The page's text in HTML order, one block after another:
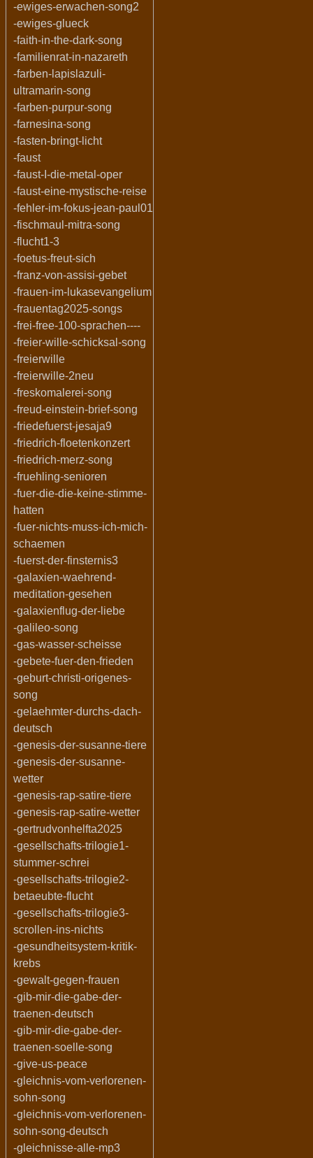
-ewiges-erwachen-song2
-ewiges-glueck
-faith-in-the-dark-song
-familienrat-in-nazareth
-farben-lapislazuli-
ultramarin-song
-farben-purpur-song
-farnesina-song
-fasten-bringt-licht
-faust
-faust-I-die-metal-oper
-faust-eine-mystische-reise
-fehler-im-fokus-jean-paul01
-fischmaul-mitra-song
-flucht1-3
-foetus-freut-sich
-franz-von-assisi-gebet
-frauen-im-lukasevangelium
-frauentag2025-songs
-frei-free-100-sprachen----
-freier-wille-schicksal-song
-freierwille
-freierwille-2neu
-freskomalerei-song
-freud-einstein-brief-song
-friedefuerst-jesaja9
-friedrich-floetenkonzert
-friedrich-merz-song
-fruehling-senioren
-fuer-die-die-keine-stimme-
hatten
-fuer-nichts-muss-ich-mich-
schaemen
-fuerst-der-finsternis3
-galaxien-waehrend-
meditation-gesehen
-galaxienflug-der-liebe
-galileo-song
-gas-wasser-scheisse
-gebete-fuer-den-frieden
-geburt-christi-origenes-
song
-gelaehmter-durchs-dach-
deutsch
-genesis-der-susanne-tiere
-genesis-der-susanne-
wetter
-genesis-rap-satire-tiere
-genesis-rap-satire-wetter
-gertrudvonhelfta2025
-gesellschafts-trilogie1-
stummer-schrei
-gesellschafts-trilogie2-
betaeubte-flucht
-gesellschafts-trilogie3-
scrollen-ins-nichts
-gesundheitsystem-kritik-
krebs
-gewalt-gegen-frauen
-gib-mir-die-gabe-der-
traenen-deutsch
-gib-mir-die-gabe-der-
traenen-soelle-song
-give-us-peace
-gleichnis-vom-verlorenen-
sohn-song
-gleichnis-vom-verlorenen-
sohn-song-deutsch
-gleichnisse-alle-mp3